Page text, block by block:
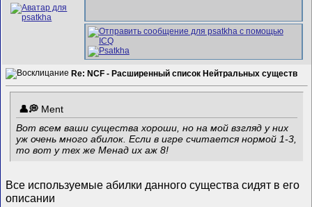
Re: NCF - Расширенный список Нейтральных существ
Ment
Вот всем ваши существа хороши, но на мой взгляд у них
уж очень много абилок. Если в игре считается нормой 1-3,
то вот у тех же Менад их аж 8!
Все используемые абилки данного существа сидят в его
описании